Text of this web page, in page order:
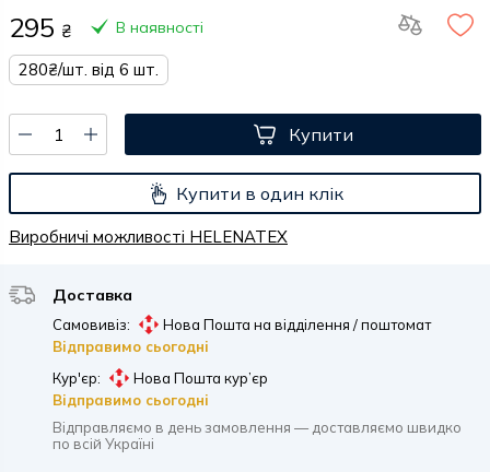
295 ₴ В наявності
280₴/шт. від 6 шт.
Купити
Купити в один клік
Виробничі можливості HELENATEX
Доставка
Самовивіз:
Нова Пошта на відділення / поштомат
Відправимо сьогодні
Кур'єр:
Нова Пошта кур’єр
Відправимо сьогодні
Відправляємо в день замовлення — доставляємо швидко
по всій Україні